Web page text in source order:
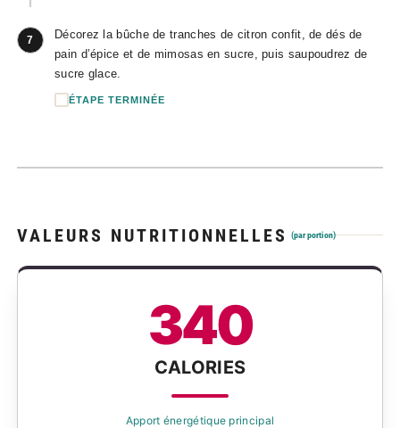
7
Décorez la bûche de tranches de citron confit, de dés de
pain d’épice et de mimosas en sucre, puis saupoudrez de
sucre glace.
ÉTAPE TERMINÉE
VALEURS NUTRITIONNELLES (par portion)
340
CALORIES
Apport énergétique principal